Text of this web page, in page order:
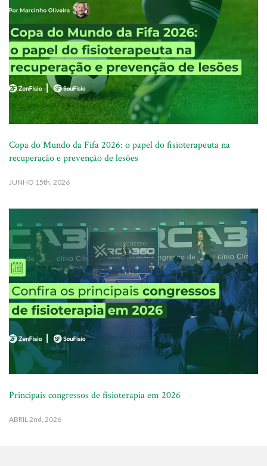
Copa do Mundo da Fifa 2026: o papel do fisioterapeuta na
recuperação e prevenção de lesões
JUNHO 15th, 2026
Principais congressos de fisioterapia em 2026
ABRIL2nd, 2026